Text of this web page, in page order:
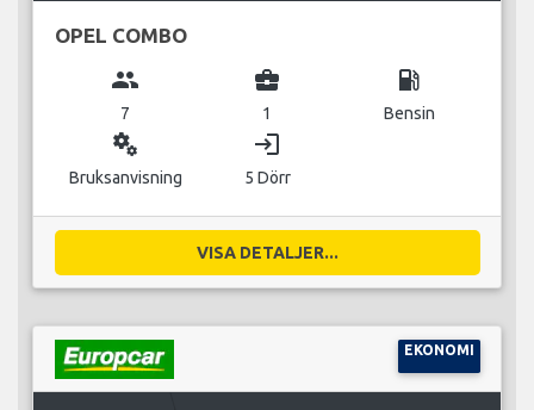
OPEL COMBO
group
7
business_center
1
local_gas_station
Bensin
miscellaneous_services
Bruksanvisning
login
5 Dörr
VISA DETALJER...
EKONOMI